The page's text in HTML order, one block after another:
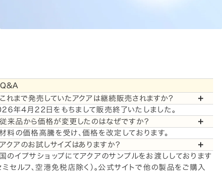
Q&A
れまで発売していたアクアは継続販売されますか？
年4月22日をもちまして販売終了いたしました。
来品から価格が変更したのはなぜですか？
料の価格高騰を受け、価格を改定しております。
クアのお試しサイズはありますか？
のイプサショップにてアクアのサンプルをお渡ししております
ミセルフ、空港免税店除く）。公式サイトで他の製品をご購入